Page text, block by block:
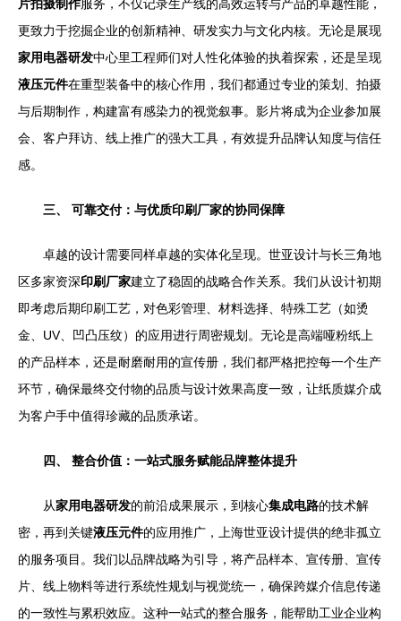
片拍摄制作服务，不仅记录生产线的高效运转与产品的卓越性能，
更致力于挖掘企业的创新精神、研发实力与文化内核。无论是展现
家用电器研发中心里工程师们对人性化体验的执着探索，还是呈现
液压元件在重型装备中的核心作用，我们都通过专业的策划、拍摄
与后期制作，构建富有感染力的视觉叙事。影片将成为企业参加展
会、客户拜访、线上推广的强大工具，有效提升品牌认知度与信任
感。
三、 可靠交付：与优质印刷厂家的协同保障
卓越的设计需要同样卓越的实体化呈现。世亚设计与长三角地
区多家资深印刷厂家建立了稳固的战略合作关系。我们从设计初期
即考虑后期印刷工艺，对色彩管理、材料选择、特殊工艺（如烫
金、UV、凹凸压纹）的应用进行周密规划。无论是高端哑粉纸上
的产品样本，还是耐磨耐用的宣传册，我们都严格把控每一个生产
环节，确保最终交付物的品质与设计效果高度一致，让纸质媒介成
为客户手中值得珍藏的品质承诺。
四、 整合价值：一站式服务赋能品牌整体提升
从家用电器研发的前沿成果展示，到核心集成电路的技术解
密，再到关键液压元件的应用推广，上海世亚设计提供的绝非孤立
的服务项目。我们以品牌战略为引导，将产品样本、宣传册、宣传
片、线上物料等进行系统性规划与视觉统一，确保跨媒介信息传递
的一致性与累积效应。这种一站式的整合服务，能帮助工业企业构